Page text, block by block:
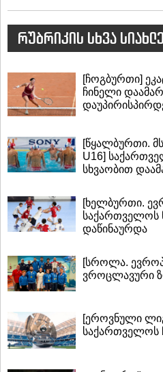
რუბრიკის სხვა
[ჩოგბურთი]
ჩინელი
[წყალბურთი.
U16]
სხვაობით
[ხელბურთი.
საქართველოს
დაწინაურდა
[სროლა.
ვროცლავური
[ეროვნული
საქართველოს